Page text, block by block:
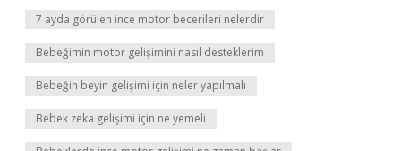
7 ayda görülen ince motor becerileri nelerdir
Bebeğimin motor gelişimini nasıl desteklerim
Bebeğin beyin gelişimi için neler yapılmalı
Bebek zeka gelişimi için ne yemeli